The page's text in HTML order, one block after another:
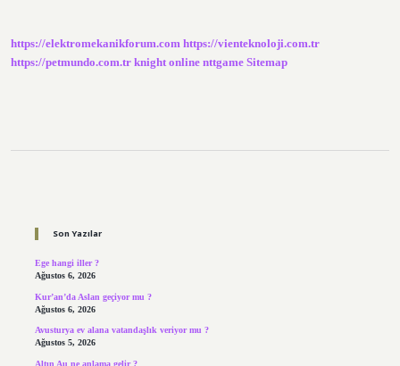
https://elektromekanikforum.com https://vienteknoloji.com.tr
https://petmundo.com.tr knight online nttgame Sitemap
Son Yazılar
Ege hangi iller ?
Ağustos 6, 2026
Kur’an’da Aslan geçiyor mu ?
Ağustos 6, 2026
Avusturya ev alana vatandaşlık veriyor mu ?
Ağustos 5, 2026
Altın Au ne anlama gelir ?